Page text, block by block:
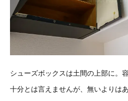
シューズボックスは土間の上部に。
十分とは言えませんが、無いよりは